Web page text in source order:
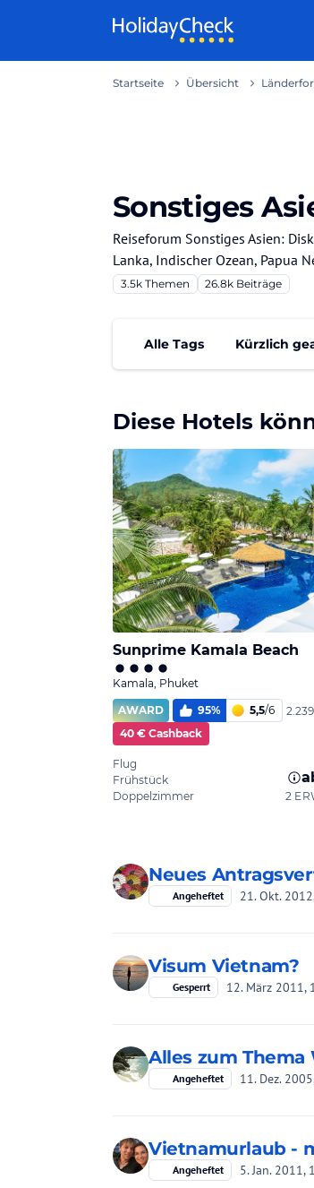
Startseite Übersicht
Sonstiges
Reiseforum Sonstiges Asien:
Lanka, Indischer Ozean, Papua
3.5k Themen 26.8k Beiträge
Alle Tags Kürzlich
Neues
Angeheftet 21. Okt.
Visum Vietnam?
Gesperrt 12. März 2011,
Alles zum Thema
Angeheftet 11. Dez.
Vietnamurlaub -
Angeheftet 5. Jan. 2011,